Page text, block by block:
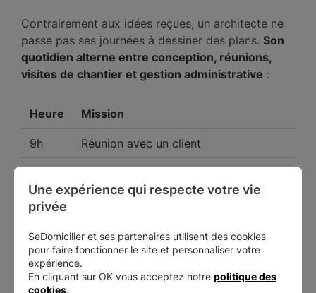
Contrairement aux idées reçues, un architecte ne
passe pas ses journées à dessiner des plans. Son
quotidien alterne entre conception, réunions,
visites de chantier et gestion administrative :
Heure Mission
9h Réunion avec un client
BIM
12h
14h Visite de chantier
16h Préparation d’un permis de construire
Une expérience qui respecte votre vie
privée
SeDomicilier et ses partenaires utilisent des cookies
pour faire fonctionner le site et personnaliser votre
expérience.
En cliquant sur OK vous acceptez notre politique des
cookies.